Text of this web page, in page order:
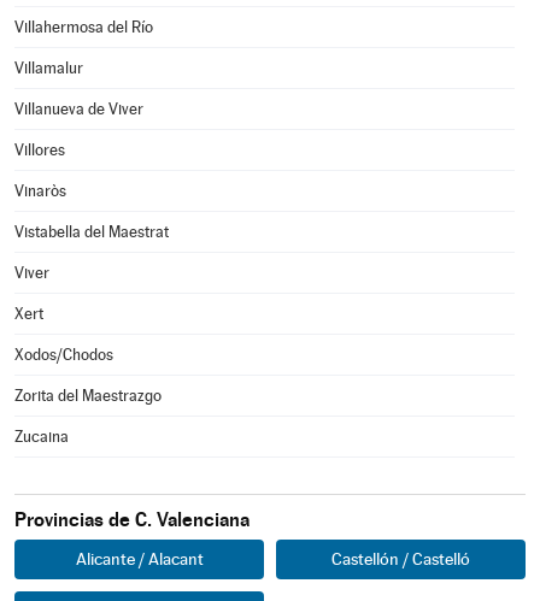
Villahermosa del Río
Villamalur
Villanueva de Viver
Villores
Vinaròs
Vistabella del Maestrat
Viver
Xert
Xodos/Chodos
Zorita del Maestrazgo
Zucaina
Provincias de C. Valenciana
Alicante / Alacant Castellón / Castelló